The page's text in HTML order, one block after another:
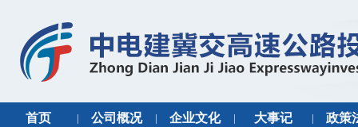
首页 | 公司概况 | 企业文化 | 大事记 | 政策